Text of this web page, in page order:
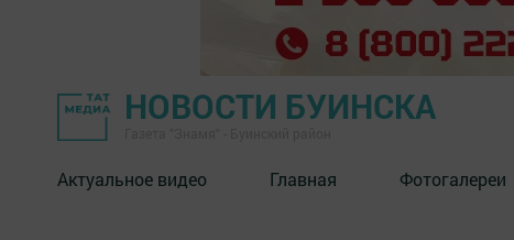
НОВОСТИ БУИНСКА
Актуальное видео Главная Фотогалереи